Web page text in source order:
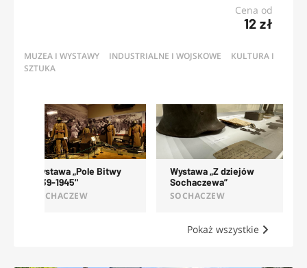
Cena od
12 zł
MUZEA I WYSTAWY INDUSTRIALNE I WOJSKOWE
KULTURA I
SZTUKA
Wystawa „Nad Bzurą
bez zmian"
SOCHACZEW
Wystawa „Pole Bitwy
1939-1945"
SOCHACZEW
Pokaż wszystkie